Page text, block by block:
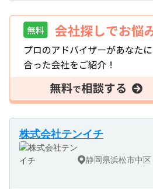
株式会社テンイチ
静岡県浜松市中区